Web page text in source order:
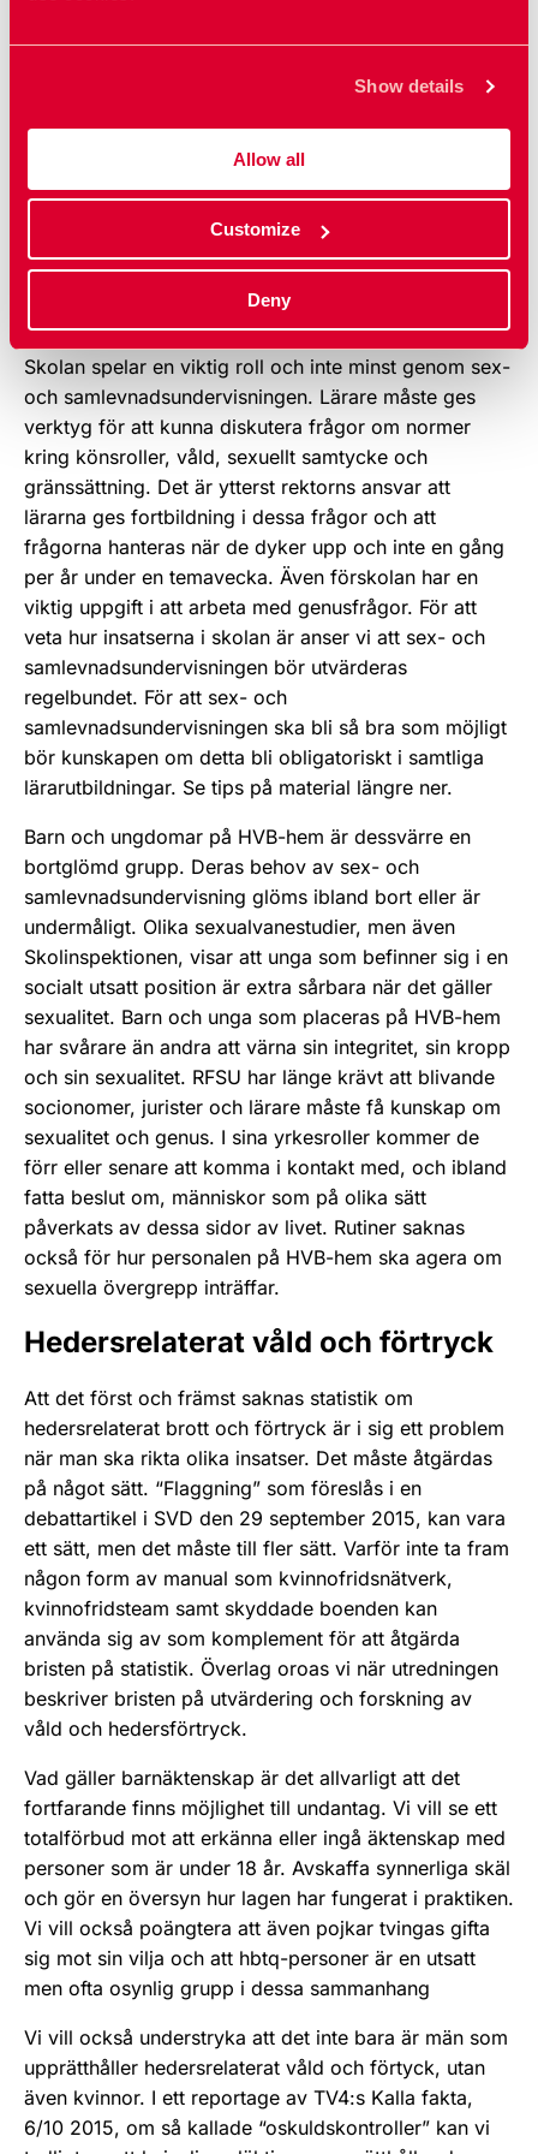
Show details
Allow all
Customize
Deny
vem våldet riktar sig mot. Att involvera män och
pojkar bör även inkludera våldsutsatta män. Män
har blivit utsatta för hos socialtjänst, rättsinstanser
och vårdinstanser. Telefonrådgivning,
samtalsbehandling, skyddade boenden och juridiskt
stöd är några exempel på behov som även finns hos
våldsutsatta män.
Insatser i förskola och skola
Skolan spelar en viktig roll och inte minst genom sex-
och samlevnadsundervisningen. Lärare måste ges
verktyg för att kunna diskutera frågor om normer
kring könsroller, våld, sexuellt samtycke och
gränssättning. Det är ytterst rektorns ansvar att
lärarna ges fortbildning i dessa frågor och att
frågorna hanteras när de dyker upp och inte en gång
per år under en temavecka. Även förskolan har en
viktig uppgift i att arbeta med genusfrågor. För att
veta hur insatserna i skolan är anser vi att sex- och
samlevnadsundervisningen bör utvärderas
regelbundet. För att sex- och
samlevnadsundervisningen ska bli så bra som möjligt
bör kunskapen om detta bli obligatoriskt i samtliga
lärarutbildningar. Se tips på material längre ner.
Barn och ungdomar på HVB-hem är dessvärre en
bortglömd grupp. Deras behov av sex- och
samlevnadsundervisning glöms ibland bort eller är
undermåligt. Olika sexualvanestudier, men även
Skolinspektionen, visar att unga som befinner sig i en
socialt utsatt position är extra sårbara när det gäller
sexualitet. Barn och unga som placeras på HVB-hem
har svårare än andra att värna sin integritet, sin kropp
och sin sexualitet. RFSU har länge krävt att blivande
socionomer, jurister och lärare måste få kunskap om
sexualitet och genus. I sina yrkesroller kommer de
förr eller senare att komma i kontakt med, och ibland
fatta beslut om, människor som på olika sätt
påverkats av dessa sidor av livet. Rutiner saknas
också för hur personalen på HVB-hem ska agera om
sexuella övergrepp inträffar.
Hedersrelaterat våld och förtryck
Att det först och främst saknas statistik om
hedersrelaterat brott och förtryck är i sig ett problem
när man ska rikta olika insatser. Det måste åtgärdas
på något sätt. “Flaggning” som föreslås i en
debattartikel i SVD den 29 september 2015, kan vara
ett sätt, men det måste till fler sätt. Varför inte ta fram
någon form av manual som kvinnofridsnätverk,
kvinnofridsteam samt skyddade boenden kan
använda sig av som komplement för att åtgärda
bristen på statistik. Överlag oroas vi när utredningen
beskriver bristen på utvärdering och forskning av
våld och hedersförtryck.
Vad gäller barnäktenskap är det allvarligt att det
fortfarande finns möjlighet till undantag. Vi vill se ett
totalförbud mot att erkänna eller ingå äktenskap med
personer som är under 18 år. Avskaffa synnerliga skäl
och gör en översyn hur lagen har fungerat i praktiken.
Vi vill också poängtera att även pojkar tvingas gifta
sig mot sin vilja och att hbtq-personer är en utsatt
men ofta osynlig grupp i dessa sammanhang
Vi vill också understryka att det inte bara är män som
upprätthåller hedersrelaterat våld och förtyck, utan
även kvinnor. I ett reportage av TV4:s Kalla fakta,
6/10 2015, om så kallade “oskuldskontroller” kan vi